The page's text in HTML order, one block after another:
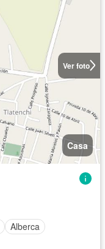
Ver foto
Casa
Alberca